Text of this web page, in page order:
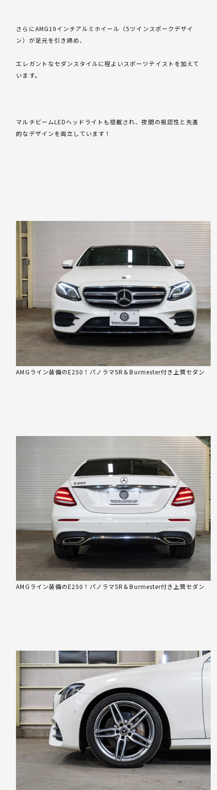
さらにAMG19インチアルミホイール（5ツインスポークデザイ
ン）が足元を引き締め、
エレガントなセダンスタイルに程よいスポーツテイストを加えて
います。
マルチビームLEDヘッドライトも搭載され、夜間の視認性と先進
的なデザインを両立しています！
AMGライン装備のE250！パノラマSR＆Burmester付き上質セダン
AMGライン装備のE250！パノラマSR＆Burmester付き上質セダン